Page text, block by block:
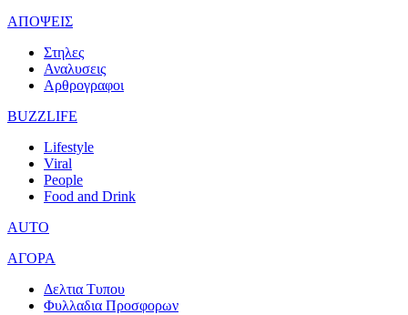
ΑΠΟΨΕΙΣ
Στηλες
Αναλυσεις
Αρθρογραφοι
BUZZLIFE
Lifestyle
Viral
People
Food and Drink
AUTO
ΑΓΟΡΑ
Δελτια Τυπου
Φυλλαδια Προσφορων